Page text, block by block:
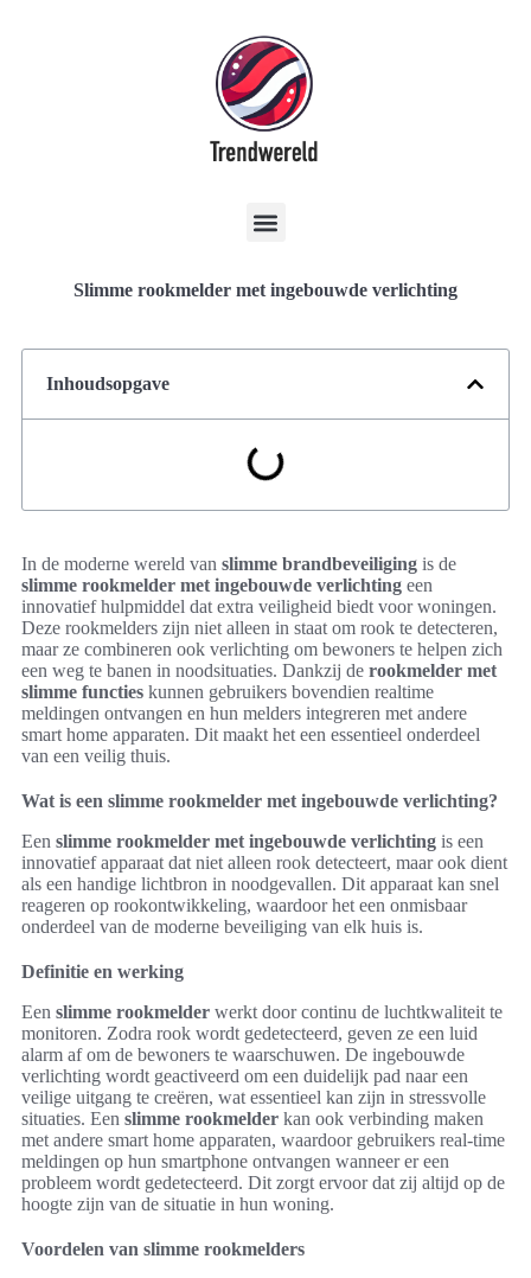
Slimme rookmelder met ingebouwde verlichting
Inhoudsopgave
In de moderne wereld van slimme brandbeveiliging is de
slimme rookmelder met ingebouwde verlichting een
innovatief hulpmiddel dat extra veiligheid biedt voor woningen.
Deze rookmelders zijn niet alleen in staat om rook te detecteren,
maar ze combineren ook verlichting om bewoners te helpen zich
een weg te banen in noodsituaties. Dankzij de rookmelder met
slimme functies kunnen gebruikers bovendien realtime
meldingen ontvangen en hun melders integreren met andere
smart home apparaten. Dit maakt het een essentieel onderdeel
van een veilig thuis.
Wat is een slimme rookmelder met ingebouwde verlichting?
Een slimme rookmelder met ingebouwde verlichting is een
innovatief apparaat dat niet alleen rook detecteert, maar ook dient
als een handige lichtbron in noodgevallen. Dit apparaat kan snel
reageren op rookontwikkeling, waardoor het een onmisbaar
onderdeel van de moderne beveiliging van elk huis is.
Definitie en werking
Een slimme rookmelder werkt door continu de luchtkwaliteit te
monitoren. Zodra rook wordt gedetecteerd, geven ze een luid
alarm af om de bewoners te waarschuwen. De ingebouwde
verlichting wordt geactiveerd om een duidelijk pad naar een
veilige uitgang te creëren, wat essentieel kan zijn in stressvolle
situaties. Een slimme rookmelder kan ook verbinding maken
met andere smart home apparaten, waardoor gebruikers real-time
meldingen op hun smartphone ontvangen wanneer er een
probleem wordt gedetecteerd. Dit zorgt ervoor dat zij altijd op de
hoogte zijn van de situatie in hun woning.
Voordelen van slimme rookmelders